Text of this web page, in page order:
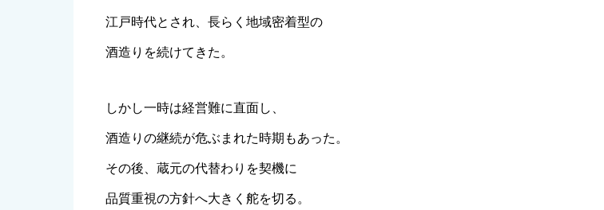
江戸時代とされ、長らく地域密着型の
酒造りを続けてきた。
しかし一時は経営難に直面し、
酒造りの継続が危ぶまれた時期もあった。
その後、蔵元の代替わりを契機に
品質重視の方針へ大きく舵を切る。